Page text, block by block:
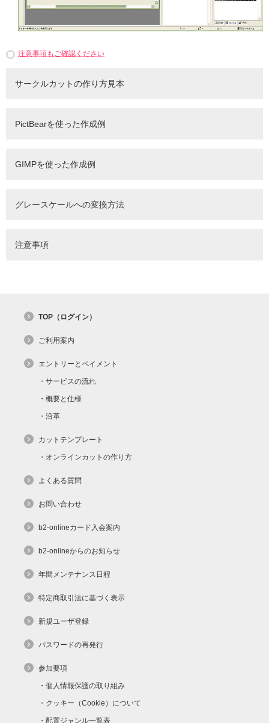
注意事項もご確認ください
サークルカットの作り方見本
PictBearを使った作成例
GIMPを使った作成例
グレースケールへの変換方法
注意事項
TOP（ログイン）
ご利用案内
エントリーとペイメント
サービスの流れ
概要と仕様
沿革
カットテンプレート
オンラインカットの作り方
よくある質問
お問い合わせ
b2-onlineカード入会案内
b2-onlineからのお知らせ
年間メンテナンス日程
特定商取引法に基づく表示
新規ユーザ登録
パスワードの再発行
参加要項
個人情報保護の取り組み
クッキー（Cookie）について
配置ジャンル一覧表